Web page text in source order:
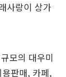
사랑이 상가
모의 대우미
판매, 카페,